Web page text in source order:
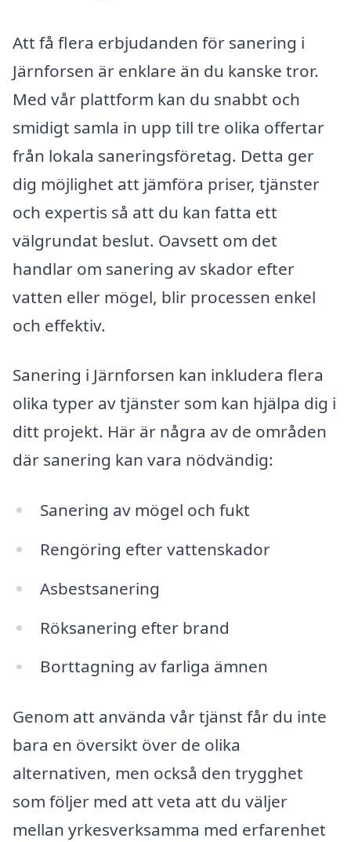
Att få flera erbjudanden för sanering i
Järnforsen är enklare än du kanske tror.
Med vår plattform kan du snabbt och
smidigt samla in upp till tre olika offertar
från lokala saneringsföretag. Detta ger
dig möjlighet att jämföra priser, tjänster
och expertis så att du kan fatta ett
välgrundat beslut. Oavsett om det
handlar om sanering av skador efter
vatten eller mögel, blir processen enkel
och effektiv.
Sanering i Järnforsen kan inkludera flera
olika typer av tjänster som kan hjälpa dig i
ditt projekt. Här är några av de områden
där sanering kan vara nödvändig:
Sanering av mögel och fukt
Rengöring efter vattenskador
Asbestsanering
Röksanering efter brand
Borttagning av farliga ämnen
Genom att använda vår tjänst får du inte
bara en översikt över de olika
alternativen, men också den trygghet
som följer med att veta att du väljer
mellan yrkesverksamma med erfarenhet